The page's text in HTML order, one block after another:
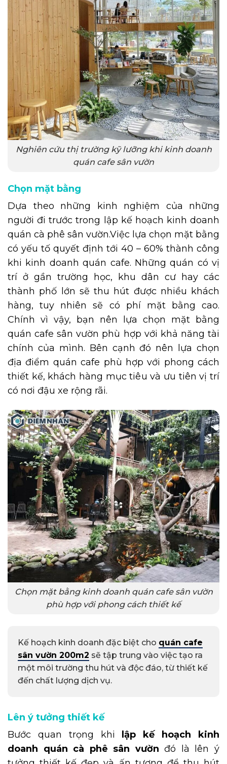
Nghiên cứu thị trường kỹ lưỡng khi kinh doanh
quán cafe sân vườn
Chọn mặt bằng
Dựa theo những kinh nghiệm của những
người đi trước trong
lập kế hoạch kinh doanh
quán cà phê sân vườn.Việc lựa chọn mặt bằng
có yếu tố quyết định tới 40 – 60% thành công
khi kinh doanh quán cafe. Những quán có vị
trí ở gần trường học, khu dân cư hay các
thành phố lớn sẽ thu hút được nhiều khách
hàng, tuy nhiên sẽ có phí mặt bằng cao.
Chính vì vậy, bạn nên lựa chọn mặt bằng
quán cafe sân vườn phù hợp với khả năng tài
chính của mình. Bên cạnh đó nên lựa chọn
địa điểm quán cafe phù hợp với phong cách
thiết kế, khách hàng mục tiêu và ưu tiên vị trí
có nơi đậu xe rộng rãi.
Chọn mặt bằng kinh doanh quán cafe sân vườn
phù hợp với phong cách thiết kế
Kế hoạch kinh doanh đặc biệt cho quán cafe
sân vườn 200m2 sẽ tập trung vào việc tạo ra
một môi trường thu hút và độc đáo, từ thiết kế
đến chất lượng dịch vụ.
Lên ý tưởng thiết kế
Bước quan trọng khi
lập kế hoạch kinh
doanh quán cà phê sân vườn đó là lên ý